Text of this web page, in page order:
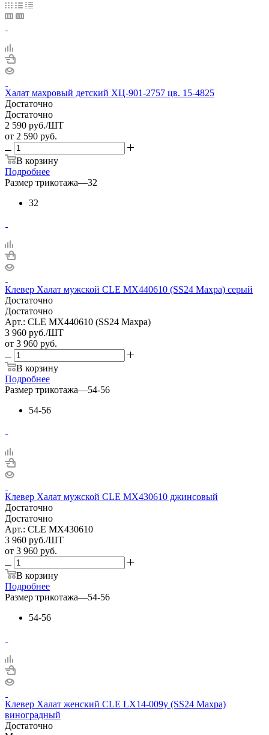
Халат махровый детский ХЦ-901-2757 цв. 15-4825
Достаточно
Достаточно
2 590 руб./ШТ
от 2 590 руб.
В корзину
Подробнее
Размер трикотажа—32
32
Клевер Халат мужской CLE MX440610 (SS24 Махра) серый
Достаточно
Достаточно
Арт.: CLE MX440610 (SS24 Махра)
3 960 руб./ШТ
от 3 960 руб.
В корзину
Подробнее
Размер трикотажа—54-56
54-56
Клевер Халат мужской CLE MX430610 джинсовый
Достаточно
Достаточно
Арт.: CLE MX430610
3 960 руб./ШТ
от 3 960 руб.
В корзину
Подробнее
Размер трикотажа—54-56
54-56
Клевер Халат женский CLE LX14-009у (SS24 Махра)
виноградный
Достаточно